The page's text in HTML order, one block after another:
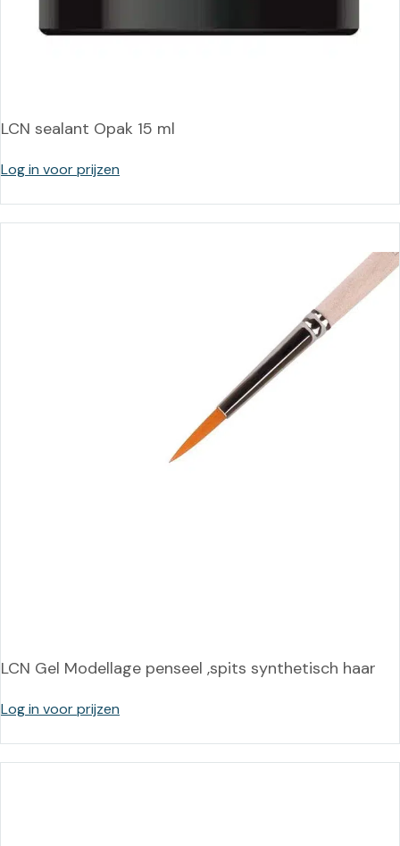
LCN sealant Opak 15 ml
Log in voor prijzen
LCN Gel Modellage penseel ,spits synthetisch haar
Log in voor prijzen